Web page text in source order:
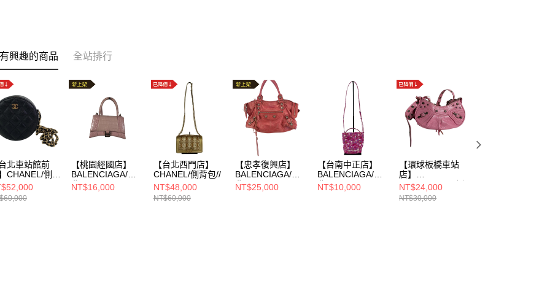
興趣的商品 全站排行
台北車站館前
CHANEL/側背
AP0245
【桃園經國店】
BALENCIAGA/側
背
包//593546.6903.
NT$16,000
【台北西門店】
CHANEL/側背包//
NT$48,000
NT$60,000
【忠孝復興店】
BALENCIAGA/側
背
包//173082.6643
NT$25,000
【台南中正店】
BALENCIAGA/側
背
包//656682.5518.s
NT$10,000
【環球板橋車站
店】
BALENCIAGA/側
背包//671309
5906 R 002123
NT$24,000
NT$30,000